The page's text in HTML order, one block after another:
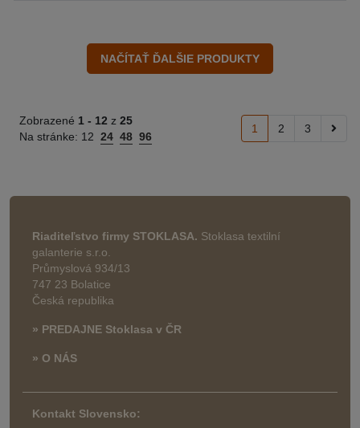
Zobrazené 1 - 12 z 25
Na stránke: 12 24 48 96
1 2 3
Riaditeľstvo firmy STOKLASA. Stoklasa textilní
galanterie s.r.o.
Průmyslová 934/13
747 23 Bolatice
Česká republika
» PREDAJNE Stoklasa v ČR
» O NÁS
Kontakt Slovensko: